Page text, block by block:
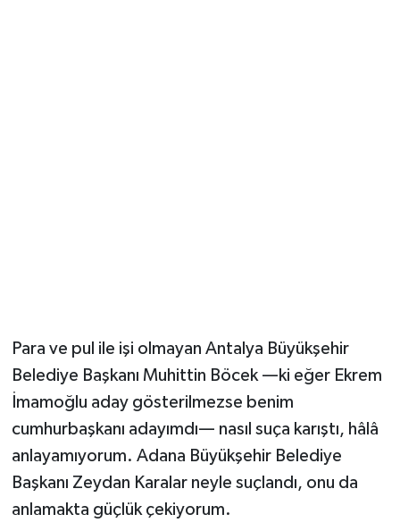
Para ve pul ile işi olmayan Antalya Büyükşehir
Belediye Başkanı Muhittin Böcek —ki eğer Ekrem
İmamoğlu aday gösterilmezse benim
cumhurbaşkanı adayımdı— nasıl suça karıştı, hâlâ
anlayamıyorum. Adana Büyükşehir Belediye
Başkanı Zeydan Karalar neyle suçlandı, onu da
anlamakta güçlük çekiyorum.